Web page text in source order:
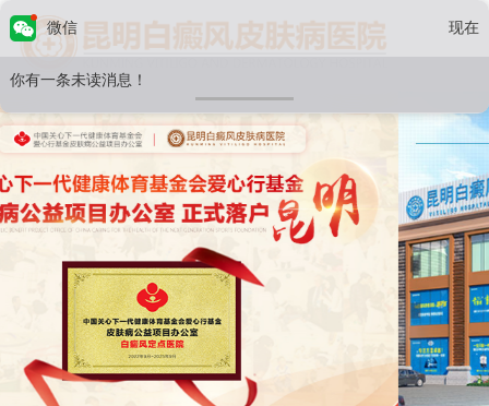
微信 现在
你有一条未读消息！